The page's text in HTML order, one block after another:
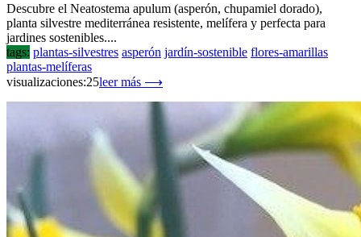
Descubre el Neatostema apulum (asperón, chupamiel dorado),
planta silvestre mediterránea resistente, melífera y perfecta para
jardines sostenibles....
tags: plantas-silvestres asperón jardín-sostenible flores-amarillas
plantas-melíferas
visualizaciones:25leer más ⟶